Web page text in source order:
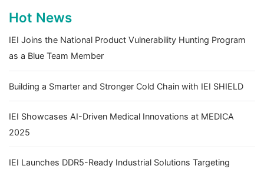
Hot News
IEI Joins the National Product Vulnerability Hunting Program
as a Blue Team Member
Building a Smarter and Stronger Cold Chain with IEI SHIELD
IEI Showcases AI-Driven Medical Innovations at MEDICA
2025
IEI Launches DDR5-Ready Industrial Solutions Targeting